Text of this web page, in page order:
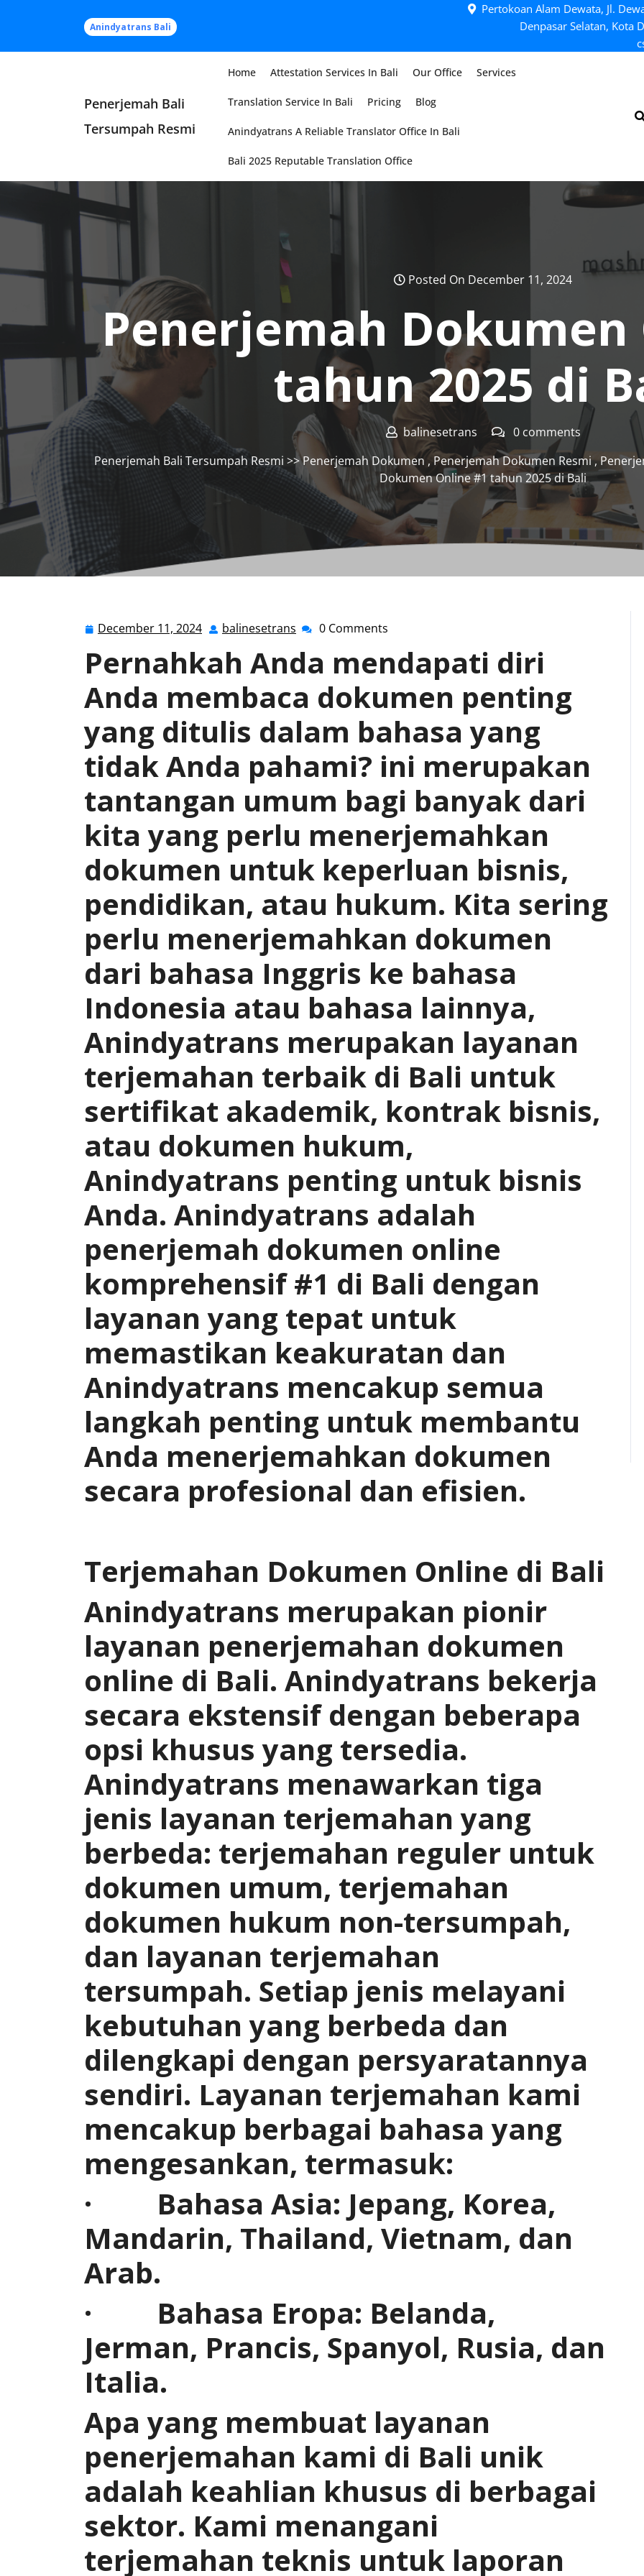
Anindyatrans Bali
Pertokoan Alam Dewata, Jl.
Denpasar Selatan, Kota
Penerjemah Bali
Tersumpah Resmi
Home Attestation Services In Bali Our Office Services
Translation Service In Bali Pricing Blog
Anindyatrans A Reliable Translator Office In Bali
Bali 2025 Reputable Translation Office
Posted On December 11, 2024
Penerjemah Dokumen
tahun 2025 di
balinesetrans
0 comments
Penerjemah Bali Tersumpah Resmi >>Penerjemah Dokumen ,Penerjemah Dokumen Resmi,
Dokumen Online #1 tahun 2025 di Bali
December 11, 2024 December
2024
balinesetrans balinesetrans
0 Comments
Pernahkah Anda mendapati diri
Anda membaca dokumen penting
yang ditulis dalam bahasa yang
tidak Anda pahami? ini merupakan
tantangan umum bagi banyak dari
kita yang perlu menerjemahkan
dokumen untuk keperluan bisnis,
pendidikan, atau hukum. Kita sering
perlu menerjemahkan dokumen
dari bahasa Inggris ke bahasa
Indonesia atau bahasa lainnya,
Anindyatrans merupakan layanan
terjemahan terbaik di Bali untuk
sertifikat akademik, kontrak bisnis,
atau dokumen hukum,
Anindyatrans penting untuk bisnis
Anda. Anindyatrans adalah
penerjemah dokumen online
komprehensif #1 di Bali dengan
layanan yang tepat untuk
memastikan keakuratan dan
Anindyatrans mencakup semua
langkah penting untuk membantu
Anda menerjemahkan dokumen
secara profesional dan efisien.
Terjemahan Dokumen Online di Bali
Anindyatrans merupakan pionir
layanan penerjemahan dokumen
online di Bali. Anindyatrans bekerja
secara ekstensif dengan beberapa
opsi khusus yang tersedia.
Anindyatrans menawarkan tiga
jenis layanan terjemahan yang
berbeda: terjemahan reguler untuk
dokumen umum, terjemahan
dokumen hukum non-tersumpah,
dan layanan terjemahan
tersumpah. Setiap jenis melayani
kebutuhan yang berbeda dan
dilengkapi dengan persyaratannya
sendiri. Layanan terjemahan kami
mencakup berbagai bahasa yang
mengesankan, termasuk:
· Bahasa Asia: Jepang, Korea,
Mandarin, Thailand, Vietnam, dan
Arab.
· Bahasa Eropa: Belanda,
Jerman, Prancis, Spanyol, Rusia, dan
Italia.
Apa yang membuat layanan
penerjemahan kami di Bali unik
adalah keahlian khusus di berbagai
sektor. Kami menangani
terjemahan teknis untuk laporan